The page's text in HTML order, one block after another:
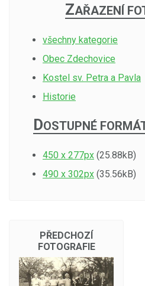
ZAŘAZENÍ
všechny kategorie
Obec Zdechovice
Kostel sv. Petra a Pavla
Historie
DOSTUPNÉ
450 x 277px (25.88kB)
490 x 302px (35.56kB)
PŘEDCHOZÍ
FOTOGRAFIE